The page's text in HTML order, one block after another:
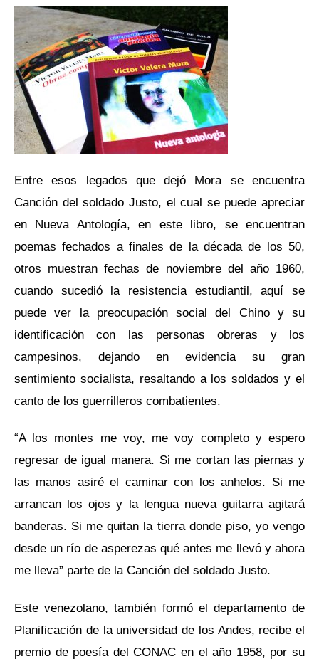
Entre esos legados que dejó Mora se encuentra
Canción del soldado Justo, el cual se puede apreciar
en Nueva Antología, en este libro, se encuentran
poemas fechados a finales de la década de los 50,
otros muestran fechas de noviembre del año 1960,
cuando sucedió la resistencia estudiantil, aquí se
puede ver la preocupación social del Chino y su
identificación con las personas obreras y los
campesinos, dejando en evidencia su gran
sentimiento socialista, resaltando a los soldados y el
canto de los guerrilleros combatientes.
“A los montes me voy, me voy completo y espero
regresar de igual manera. Si me cortan las piernas y
las manos asiré el caminar con los anhelos. Si me
arrancan los ojos y la lengua nueva guitarra agitará
banderas. Si me quitan la tierra donde piso, yo vengo
desde un río de asperezas qué antes me llevó y ahora
me lleva” parte de la Canción del soldado Justo.
Este venezolano, también formó el departamento de
Planificación de la universidad de los Andes, recibe el
premio de poesía del CONAC en el año 1958, por su